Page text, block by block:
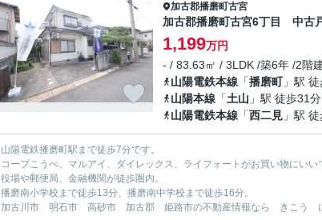
加古郡播磨町古宮
加古郡播磨町古宮6丁目 中古
1,199万円
- / 83.63㎡ / 3LDK /築6年 /2階
山陽電鉄本線 「播磨町」駅
山陽本線 「土山 」駅 徒歩31分
山陽電鉄本線 「西二見 」駅
山陽電鉄播磨町駅まで徒歩7分です。
コープこうべ、マルアイ、ダイレックス、ライフォートがお買い物にいい
役場や郵便局、金融機関が徒歩圏内。
播磨南小学校まで徒歩13分、播磨南中学校まで徒歩16分。
加古川市 明石市 高砂市 加古郡 姫路市の不動産情報なら きこう に